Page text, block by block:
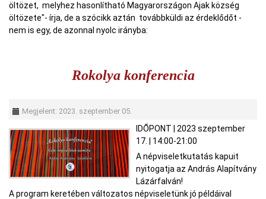
öltözet, melyhez hasonlítható Magyarországon Ajak község
öltözete"- írja, de a szócikk aztán továbbküldi az érdeklődőt -
nem is egy, de azonnal nyolc irányba:
Rokolya konferencia
Megjelent: 2023. szeptember 05.
IDŐPONT
2023 szeptember
17.
14:00-21:00
A népviseletkutatás kapuit
nyitogatja az András Alapítvány
Lázárfalván!
A program keretében változatos népviseletünk jó példáival